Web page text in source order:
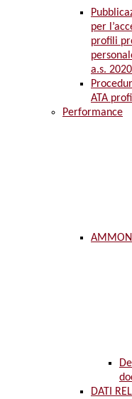
per
profili
a.s.
ATA
Performance
DATI